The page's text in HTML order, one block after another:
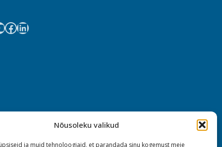
Nõusoleku valikud
ja muid tehnoloogiaid, et parandada sinu kogemust meie